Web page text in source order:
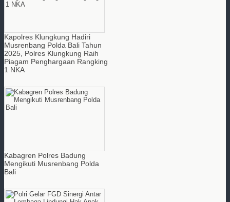
Kapolres Klungkung Hadiri
Musrenbang Polda Bali Tahun
2025, Polres Klungkung Raih
Piagam Penghargaan Rangking
1 NKA
Kabagren Polres Badung
Mengikuti Musrenbang Polda
Bali